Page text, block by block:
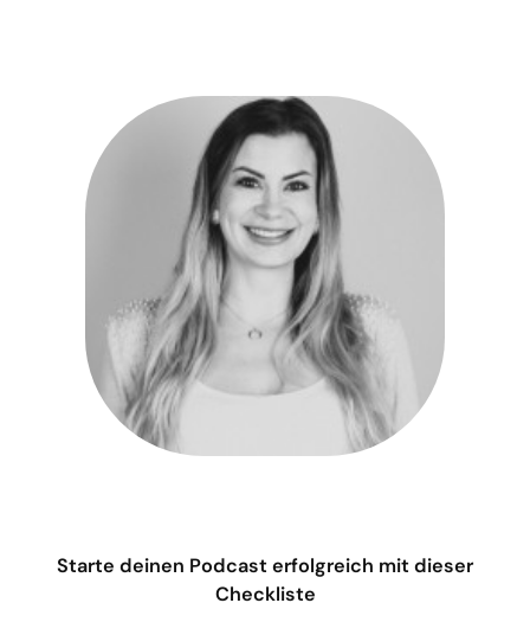
Starte deinen Podcast erfolgreich mit dieser
Checkliste